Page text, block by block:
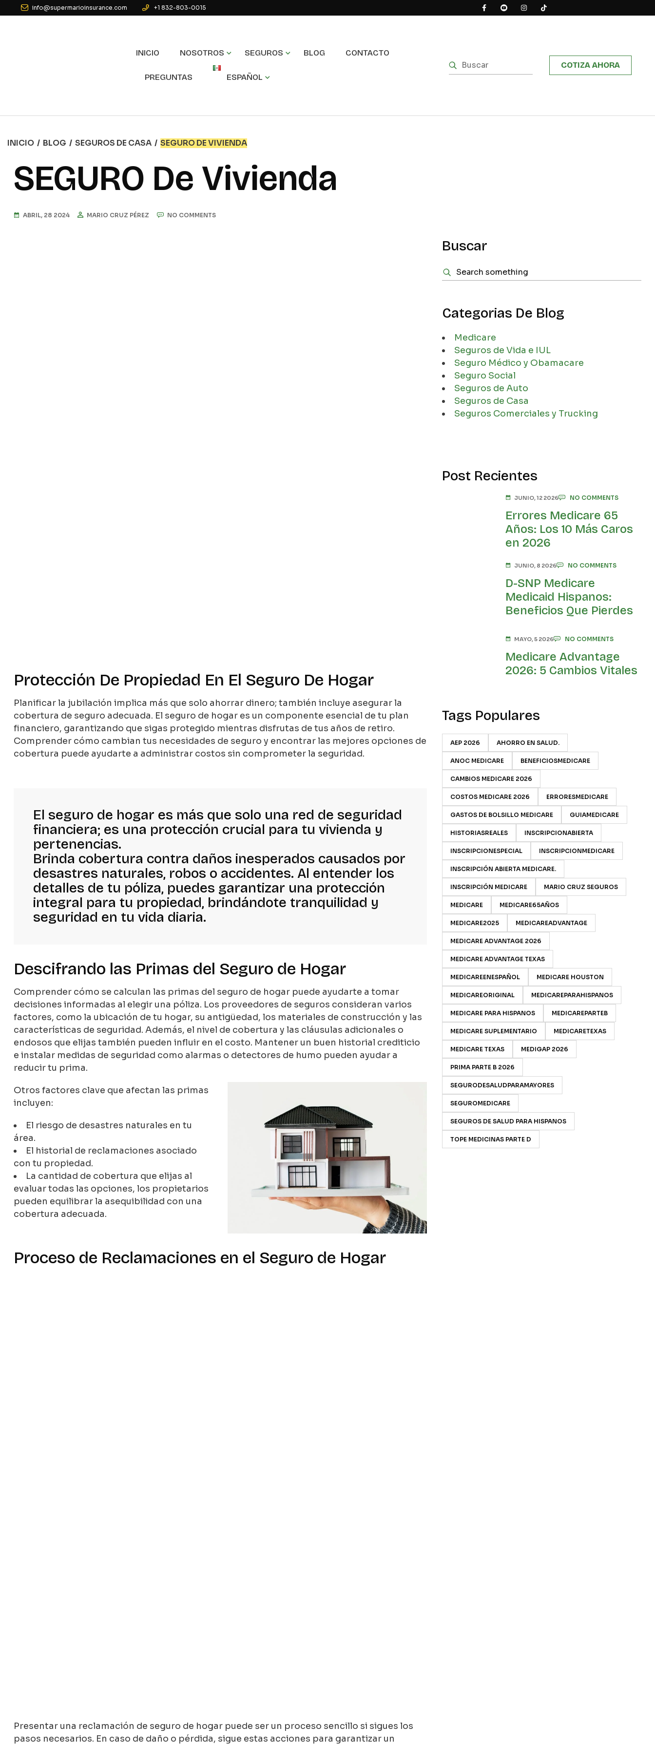
info@supermarioinsurance.com +1 832-803-0015
INICIO NOSOTROS SEGUROS BLOG CONTACTO
PREGUNTAS ESPAÑOL
COTIZA AHORA
INICIO / BLOG / SEGUROS DE CASA / SEGURO DE VIVIENDA
SEGURO De Vivienda
ABRIL, 28 2024 MARIO CRUZ PÉREZ NO COMMENTS
Protección De Propiedad En El Seguro De Hogar
Planificar la jubilación implica más que solo ahorrar dinero; también incluye asegurar la
cobertura de seguro adecuada. El seguro de hogar es un componente esencial de tu plan
financiero, garantizando que sigas protegido mientras disfrutas de tus años de retiro.
Comprender cómo cambian tus necesidades de seguro y encontrar las mejores opciones de
cobertura puede ayudarte a administrar costos sin comprometer la seguridad.
El seguro de hogar es más que solo una red de seguridad
financiera; es una protección crucial para tu vivienda y
pertenencias.
Brinda cobertura contra daños inesperados causados por
desastres naturales, robos o accidentes. Al entender los
detalles de tu póliza, puedes garantizar una protección
integral para tu propiedad, brindándote tranquilidad y
seguridad en tu vida diaria.
Descifrando las Primas del Seguro de Hogar
Comprender cómo se calculan las primas del seguro de hogar puede ayudarte a tomar
decisiones informadas al elegir una póliza. Los proveedores de seguros consideran varios
factores, como la ubicación de tu hogar, su antigüedad, los materiales de construcción y las
características de seguridad. Además, el nivel de cobertura y las cláusulas adicionales o
endosos que elijas también pueden influir en el costo. Mantener un buen historial crediticio
e instalar medidas de seguridad como alarmas o detectores de humo pueden ayudar a
reducir tu prima.
Otros factores clave que afectan las primas
incluyen:
El riesgo de desastres naturales en tu
área.
El historial de reclamaciones asociado
con tu propiedad.
La cantidad de cobertura que elijas al
evaluar todas las opciones, los propietarios
pueden equilibrar la asequibilidad con una
cobertura adecuada.
Proceso de Reclamaciones en el Seguro de Hogar
Presentar una reclamación de seguro de hogar puede ser un proceso sencillo si sigues los
pasos necesarios. En caso de daño o pérdida, sigue estas acciones para garantizar un
Buscar
Categorias De Blog
Medicare
Seguros de Vida e IUL
Seguro Médico y Obamacare
Seguro Social
Seguros de Auto
Seguros de Casa
Seguros Comerciales y Trucking
Post Recientes
JUNIO, 12 2026 NO COMMENTS
Errores Medicare 65
Años: Los 10 Más Caros
en 2026
JUNIO, 8 2026 NO COMMENTS
D-SNP Medicare
Medicaid Hispanos:
Beneficios Que Pierdes
MAYO, 5 2026 NO COMMENTS
Medicare Advantage
2026: 5 Cambios Vitales
Tags Populares
AEP 2026 AHORRO EN SALUD.
ANOC MEDICARE BENEFICIOSMEDICARE
CAMBIOS MEDICARE 2026
COSTOS MEDICARE 2026 ERRORESMEDICARE
GASTOS DE BOLSILLO MEDICARE GUIAMEDICARE
HISTORIASREALES INSCRIPCIONABIERTA
INSCRIPCIONESPECIAL INSCRIPCIONMEDICARE
INSCRIPCIÓN ABIERTA MEDICARE.
INSCRIPCIÓN MEDICARE MARIO CRUZ SEGUROS
MEDICARE MEDICARE65AÑOS
MEDICARE2025 MEDICAREADVANTAGE
MEDICARE ADVANTAGE 2026
MEDICARE ADVANTAGE TEXAS
MEDICAREENESPAÑOL MEDICARE HOUSTON
MEDICAREORIGINAL MEDICAREPARAHISPANOS
MEDICARE PARA HISPANOS MEDICAREPARTEB
MEDICARE SUPLEMENTARIO MEDICARETEXAS
MEDICARE TEXAS MEDIGAP 2026
PRIMA PARTE B 2026
SEGURODESALUDPARAMAYORES
SEGUROMEDICARE
SEGUROS DE SALUD PARA HISPANOS
TOPE MEDICINAS PARTE D